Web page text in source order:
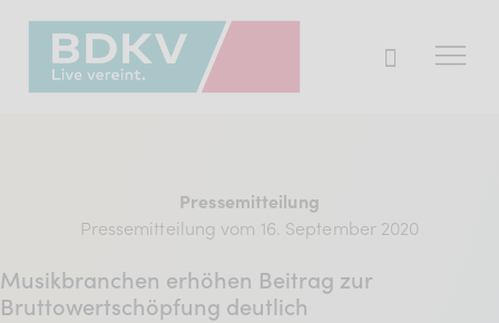
Pressemitteilung
Pressemitteilung vom 16. September 2020
Musikbranchen erhöhen Beitrag zur
Bruttowertschöpfung deutlich
Themen & Markt
Services